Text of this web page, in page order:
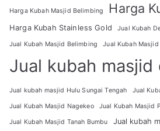
Harga Kubah Masjid Belimbing Harga
Harga Kubah Stainless Gold Jual Kubah
Jual Kubah Masjid Belimbing Jual Kubah Masjid
Jual kubah masjid
Jual kubah masjid Hulu Sungai Tengah Jual
Jual Kubah Masjid Nagekeo Jual Kubah Masjid
Jual Kubah Masjid Tanah Bumbu Jual kubah